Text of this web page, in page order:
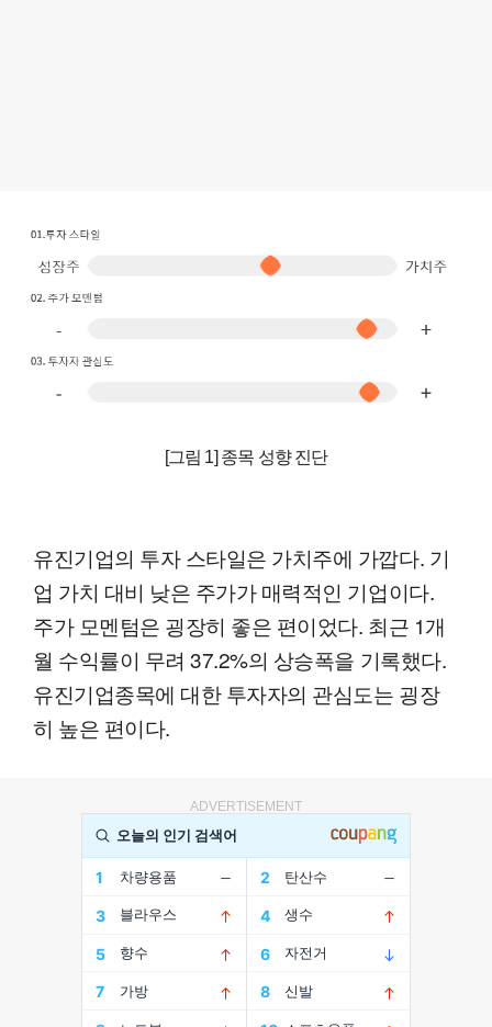
[그림 1] 종목 성향 진단
유진기업의 투자 스타일은 가치주에 가깝다. 기
업 가치 대비 낮은 주가가 매력적인 기업이다.
주가 모멘텀은 굉장히 좋은 편이었다. 최근 1개
월 수익률이 무려 37.2%의 상승폭을 기록했다.
유진기업종목에 대한 투자자의 관심도는 굉장
히 높은 편이다.
ADVERTISEMENT